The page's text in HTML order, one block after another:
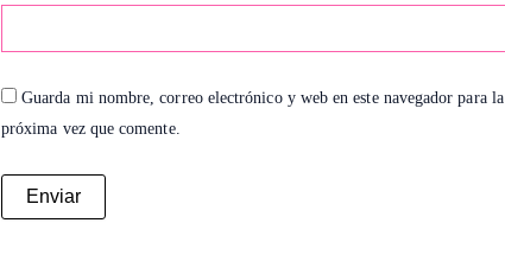
Guarda mi nombre, correo electrónico y web en este navegador para la
próxima vez que comente.